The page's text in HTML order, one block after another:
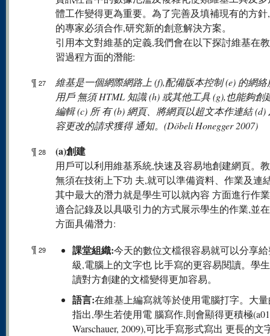
體工作變得更為重要。為了完善及填補現有的方針
的專家必須合作,研究新的創意解決方案。
引用本文對維基的定義,我們會在以下探討維基在
習過程方面的潛能:
¶ 27
維基是一個網際網路上 (f),配備版本控制 (e) 的網絡
用戶 無須 HTML 知識 (h) 或其他工具 (g),也能夠創
編輯 (c) 所 有 (b) 網頁、將網頁以超文本作連結 (d)
容更改的請求獲得 通知。(Döbeli Honegger 2007)
¶ 28 (a)創建
用戶可以利用維基系統,快速及容易地創建網頁。
無須在技術上下功 夫,就可以準備資料、作業及連
其中最大的潛力就是學生可以就內容 方面進行作
適合記錄及以具吸引力的方式展示學生的作業,並
方面具備潛力:
¶ 29 課堂組織:今天的數位文檔很容易就可以分享
級,電腦上的文字也 比手寫的更容易閱讀。學
讀對方創建的文檔變得更加容易。
語言:在維基上編寫就等於使用電腦打字。大
指出,學生若使用電 腦寫作,則會顯得更積極
Warschauer, 2009),可比手寫形式寫出 更長的文